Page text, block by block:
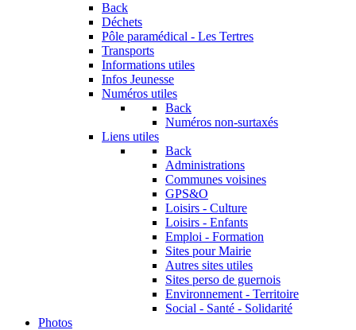
Back
Déchets
Pôle paramédical - Les Tertres
Transports
Informations utiles
Infos Jeunesse
Numéros utiles
Back
Numéros non-surtaxés
Liens utiles
Back
Administrations
Communes voisines
GPS&O
Loisirs - Culture
Loisirs - Enfants
Emploi - Formation
Sites pour Mairie
Autres sites utiles
Sites perso de guernois
Environnement - Territoire
Social - Santé - Solidarité
Photos